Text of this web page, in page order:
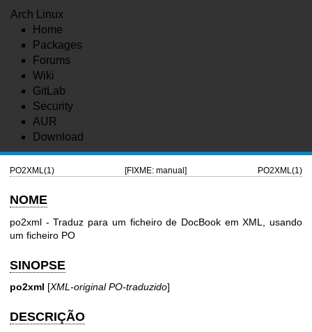
Arch Linux
Home
Packages
Forums
Wiki
GitLab
Security
AUR
Download
PO2XML(1) [FIXME: manual] PO2XML(1)
NOME
po2xml - Traduz para um ficheiro de DocBook em XML, usando
um ficheiro PO
SINOPSE
po2xml [XML-original PO-traduzido]
DESCRIÇÃO